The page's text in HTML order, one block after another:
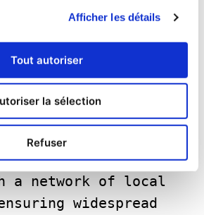
Afficher les détails
Tout autoriser
la sélection
Refuser
by serving as a
grows, the demand for
shipping, and
A master franchise
a network of local
widespread